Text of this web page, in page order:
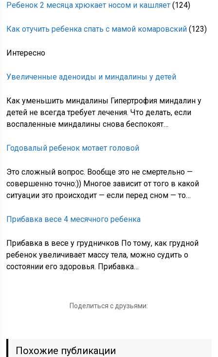
Ребенок 2 месяца хрюкает носом и кашляет (124)
Как отучить ребенка спать с мамой комаровский (123)
Интересно
Увеличенные аденоиды и миндалины у детей
Как уменьшить миндалины Гипертрофия миндалин у
детей не всегда требует лечения. Что делать, если
воспаленные миндалины снова беспокоят…
Годовалый ребенок мотает головой
Это сложный вопрос. Вообще это не смертельно —
совершенно точно:)) Многое зависит от того в какой
ситуации это происходит — если перед сном — то…
Прибавка весе 4 месячного ребенка
Прибавка в весе у грудничков По тому, как грудной
ребенок увеличивает массу тела, можно судить о
состоянии его здоровья. Прибавка…
Поделиться с друзьями:
Похожие публикации